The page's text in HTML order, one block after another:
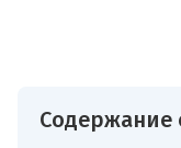
Содержание